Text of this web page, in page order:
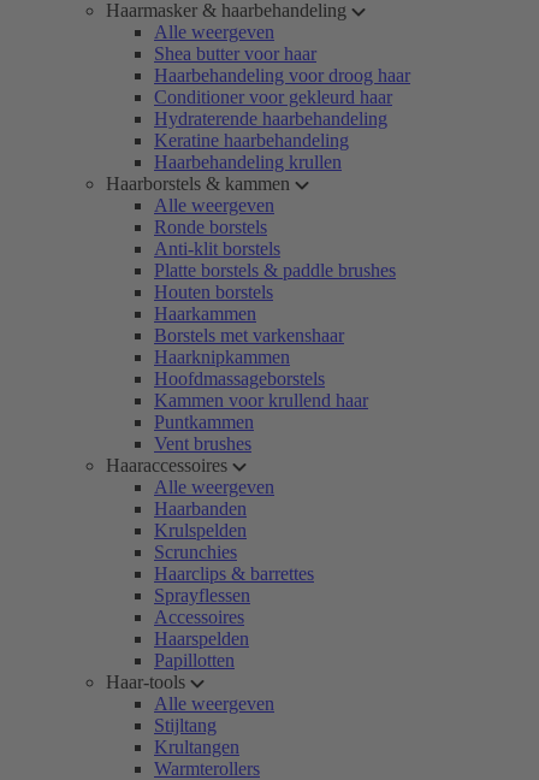
Haarmasker & haarbehandeling
Alle weergeven
Shea butter voor haar
Haarbehandeling voor droog haar
Conditioner voor gekleurd haar
Hydraterende haarbehandeling
Keratine haarbehandeling
Haarbehandeling krullen
Haarborstels & kammen
Alle weergeven
Ronde borstels
Anti-klit borstels
Platte borstels & paddle brushes
Houten borstels
Haarkammen
Borstels met varkenshaar
Haarknipkammen
Hoofdmassageborstels
Kammen voor krullend haar
Puntkammen
Vent brushes
Haaraccessoires
Alle weergeven
Haarbanden
Krulspelden
Scrunchies
Haarclips & barrettes
Sprayflessen
Accessoires
Haarspelden
Papillotten
Haar-tools
Alle weergeven
Stijltang
Krultangen
Warmterollers